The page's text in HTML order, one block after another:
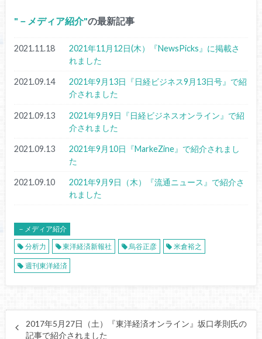
－メディア紹介 の最新記事
2021.11.18
2021年11月12日(木）『NewsPicks』に掲載さ
れました
2021.09.14
2021年9月13日『日経ビジネス9月13日号』で紹
介されました
2021.09.13
2021年9月9日『日経ビジネスオンライン』で紹
介されました
2021.09.13
2021年9月10日『MarkeZine』で紹介されまし
た
2021.09.10
2021年9月9日（木）『流通ニュース』で紹介さ
れました
－メディア紹介
分析力
東洋経済新報社 烏谷正彦 米倉裕之
週刊東洋経済
2017年5月27日（土）『東洋経済オンライン』坂口孝則氏の
記事で紹介されました